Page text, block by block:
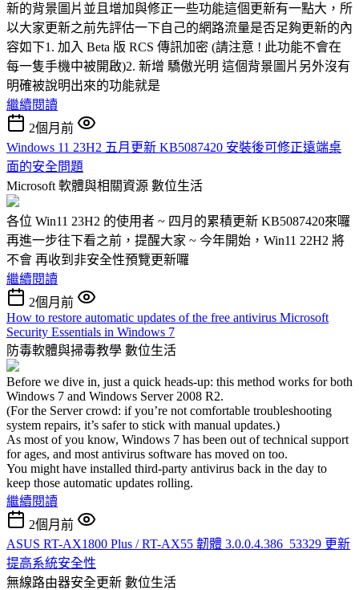
新的背景圖片並且增加與修正一些功能這個更新有一點大，所
以大家更新之前先評估一下自己的網路流量是否足夠更新的內
容如下1. 加入 Beta 版 RCS 傳訊加密 (請注意 ! 此功能不會在
每一隻手機中被開啟)2. 新增 驕傲光明 這個背景圖片另外沒有
明確被說明出來的功能就是
繼續閱讀
2個月前
Windows 11 23H2 五月更新 KB5087420 安裝後可修正遠端桌
面的安全問題
Microsoft 軟體與相關資源 數位生活
各位 Win11 23H2 的使用者 ~ 四月的累積更新 KB5087420來囉
再進一步往下看之前，提醒大家 ~ 今年開始，Win11 22H2 將
不會 再收到非安全性預覽更新囉
繼續閱讀
2個月前
How to restore automatic updates of the free antivirus Microsoft
Security Essentials in Windows 7
防毒軟體與掃毒教學 數位生活
Before we dive in, just a quick heads-up: this method works for both
Windows 7 and Windows Server 2008 R2.
(For the Server crowd: if you’re not comfortable troubleshooting
system repairs, it’s safer to stick with manual updates.)
As most of you know, Windows 7 has been out of technical support
for ages, and most antivirus software has moved on too.
You might have installed third-party antivirus back in the day to
keep those automatic updates rolling.
繼續閱讀
2個月前
ASUS RT-AX1800 Plus / RT-AX55 韌體 3.0.0.4.386_53329 更新
提高系統安全性
無線路由器安全更新 數位生活